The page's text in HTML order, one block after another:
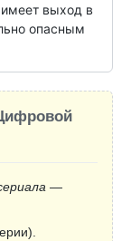
выход в
опасным
—